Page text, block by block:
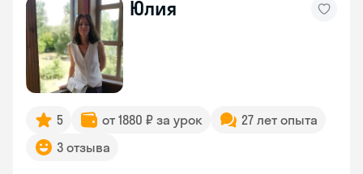
Юлия
5 от 1880 ₽ за урок
27 лет опыта
3 отзыва